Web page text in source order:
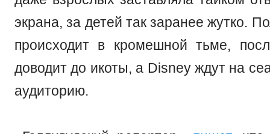
экрана, за детей так заранее жутко.
происходит в кромешной тьме,
доводит до икоты, а Disney ждут на
аудиторию.